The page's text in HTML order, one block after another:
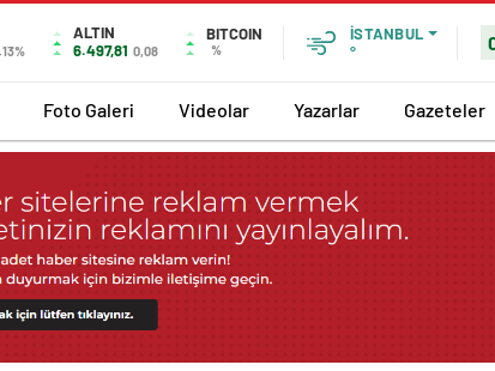
ALTIN
6.497,81 0,08
BITCOIN
%
İSTANBUL
°
Foto Galeri Videolar Yazarlar Gazeteler